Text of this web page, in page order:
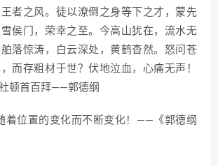
者之风。徒以潦倒之身等下之才，蒙先
侯门，荣幸之至。今高山犹在，流水无
落惊涛，白云深处，黄鹤杳然。怒问苍
而存粗材于世？伏地泣血，心痛无声！
顿首百拜——郭德纲
着位置的变化而不断变化！——《郭德纲